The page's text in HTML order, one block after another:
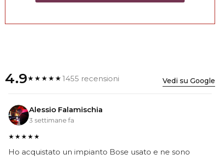
4.9★★★★★1455 recensioni Vedi su Google
Alessio Falamischia
3 settimane fa
★★★★★
Ho acquistato un impianto Bose usato e ne sono